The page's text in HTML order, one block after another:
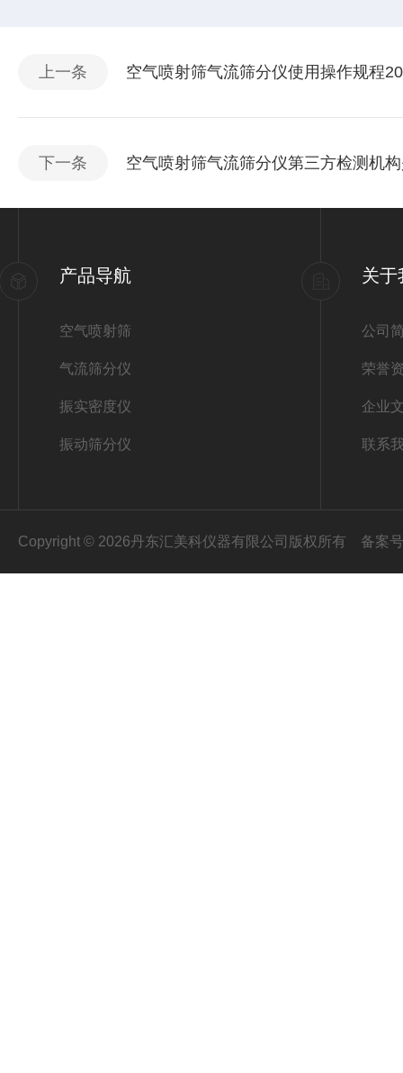
上一条 空气喷射筛气流筛分仪使用操作规程
下一条 空气喷射筛气流筛分仪第三方检测机
产品导航
空气喷射筛
气流筛分仪
振实密度仪
振动筛分仪
关于
公司
荣誉
企业
联系
Copyright © 2026丹东汇美科仪器有限公司版权所有 备案